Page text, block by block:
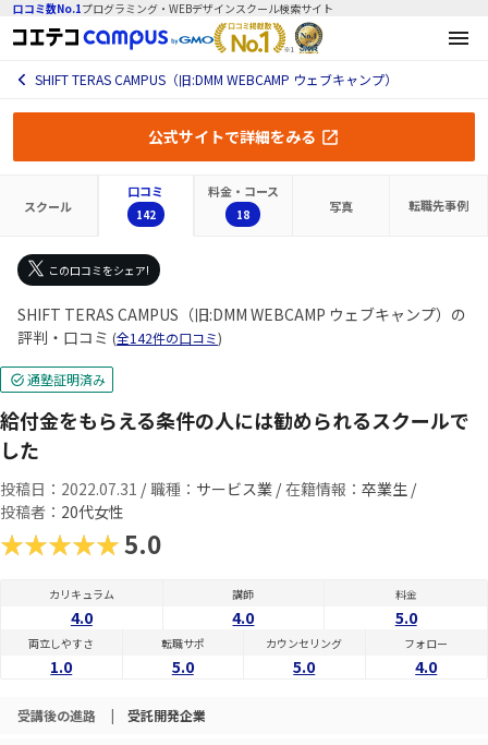
口コミ数No.1プログラミング・WEBデザインスクール検索サイト
SHIFT TERAS CAMPUS（旧:DMM WEBCAMP ウェブキャンプ）
公式サイトで詳細をみる
スクール
口コミ
142
料金・コース
18 写真 転職先事例
この口コミをシェア!
SHIFT TERAS CAMPUS（旧:DMM WEBCAMP ウェブキャンプ）の
評判・口コミ (全142件の口コミ)
通塾証明済み
給付金をもらえる条件の人には勧められるスクールで
した
投稿日：2022.07.31 / 職種： サービス業 / 在籍情報： 卒業生 /
投稿者： 20代女性
★★★★★5.0
カリキュラム
4.0
講師
4.0
料金
5.0
両立しやすさ
1.0
転職サポ
5.0
カウンセリング
5.0
フォロー
4.0
受講後の進路 | 受託開発企業